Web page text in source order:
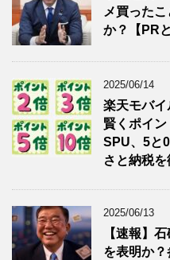
メ買った
か？【PR
2025/06/14
楽天モバ
賢くポイン
SPU、5と
さと納税
2025/06/13
【速報】
を表明か